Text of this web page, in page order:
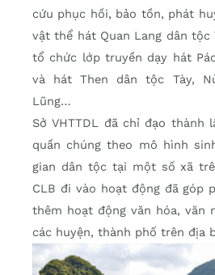
cứu phục hồi, bảo tồn, phát
vật thể hát Quan Lang dân tộc
tổ chức lớp truyền dạy hát
và hát Then dân tộc Tày,
Lũng…
Sở VHTTDL đã chỉ đạo thành
quần chúng theo mô hình
gian dân tộc tại một số xã
CLB đi vào hoạt động đã góp
thêm hoạt động văn hóa, văn
các huyện, thành phố trên địa